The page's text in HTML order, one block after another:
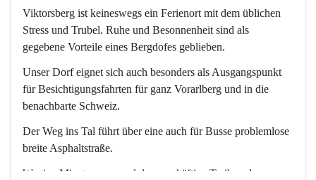
Viktorsberg ist keineswegs ein Ferienort mit dem üblichen
Stress und Trubel. Ruhe und Besonnenheit sind als
gegebene Vorteile eines Bergdofes geblieben.
Unser Dorf eignet sich auch besonders als Ausgangspunkt
für Besichtigungsfahrten für ganz Vorarlberg und in die
benachbarte Schweiz.
Der Weg ins Tal führt über eine auch für Busse problemlose
breite Asphaltstraße.
Wenige Minuten nur, und das geschäftige Treiben der